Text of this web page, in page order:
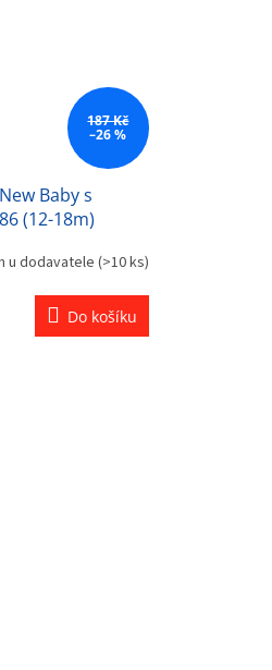
187 Kč
–26 %
Baby s
(12-18m)
u dodavatele(>10 ks)
Do košíku